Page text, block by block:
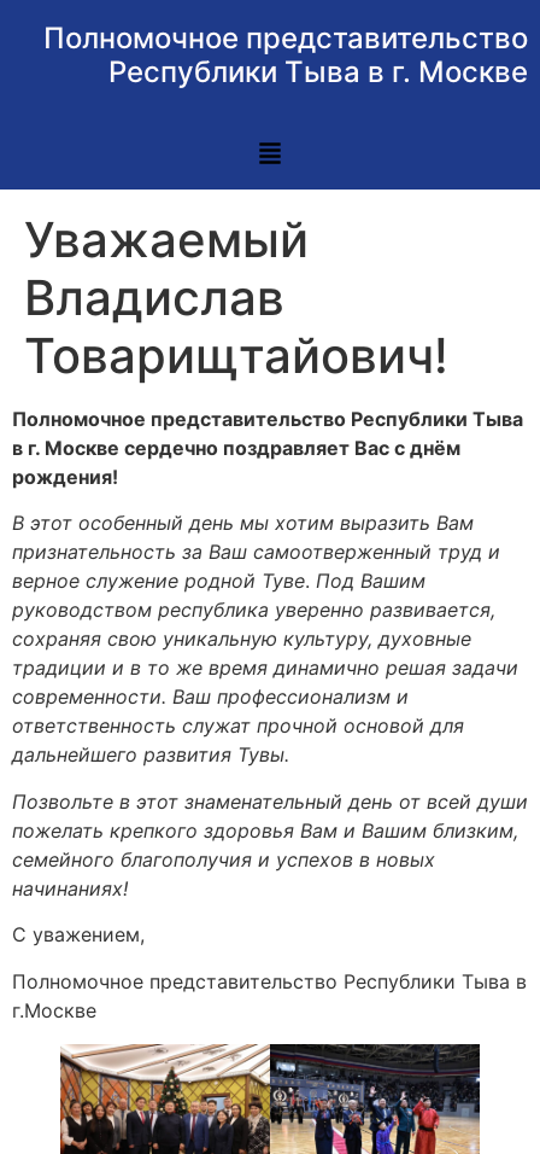
Полномочное представительство
Республики Тыва в г. Москве
Уважаемый
Владислав
Товарищтайович!
Полномочное представительство Республики Тыва
в г. Москве сердечно поздравляет Вас с днём
рождения!
В этот особенный день мы хотим выразить Вам
признательность за Ваш самоотверженный труд и
верное служение родной Туве. Под Вашим
руководством республика уверенно развивается,
сохраняя свою уникальную культуру, духовные
традиции и в то же время динамично решая задачи
современности. Ваш профессионализм и
ответственность служат прочной основой для
дальнейшего развития Тувы.
Позвольте в этот знаменательный день от всей души
пожелать крепкого здоровья Вам и Вашим близким,
семейного благополучия и успехов в новых
начинаниях!
С уважением,
Полномочное представительство Республики Тыва в
г.Москве